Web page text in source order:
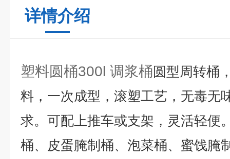
详情介绍
塑料圆桶300l 调浆桶 圆型周转桶
料，一次成型，滚塑工艺，无毒无
求。可配上推车或支架，灵活轻便
桶、皮蛋腌制桶、泡菜桶、蜜饯腌